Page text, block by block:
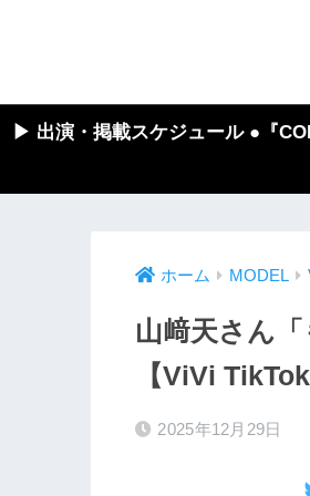
▶︎ 出演・掲載スケジュール ●『
ホーム MODEL
山﨑天さん
【ViVi TikTok
2025年12月29日